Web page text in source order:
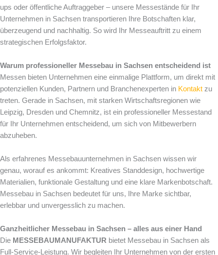
ups oder öffentliche Auftraggeber – unsere Messestände für Ihr
Unternehmen in Sachsen transportieren Ihre Botschaften klar,
überzeugend und nachhaltig. So wird Ihr Messeauftritt zu einem
strategischen Erfolgsfaktor.
Warum professioneller Messebau in Sachsen entscheidend ist
Messen bieten Unternehmen eine einmalige Plattform, um direkt mit
potenziellen Kunden, Partnern und Branchenexperten in Kontakt zu
treten. Gerade in Sachsen, mit starken Wirtschaftsregionen wie
Leipzig, Dresden und Chemnitz, ist ein professioneller Messestand
für Ihr Unternehmen entscheidend, um sich von Mitbewerbern
abzuheben.
Als erfahrenes Messebauunternehmen in Sachsen wissen wir
genau, worauf es ankommt: Kreatives Standdesign, hochwertige
Materialien, funktionale Gestaltung und eine klare Markenbotschaft.
Messebau in Sachsen bedeutet für uns, Ihre Marke sichtbar,
erlebbar und unvergesslich zu machen.
Ganzheitlicher Messebau in Sachsen – alles aus einer Hand
Die MESSEBAUMANUFAKTUR bietet Messebau in Sachsen als
Full-Service-Leistung. Wir begleiten Ihr Unternehmen von der ersten